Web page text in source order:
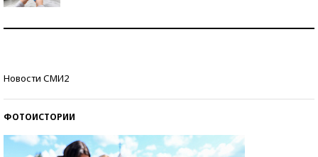
Новости СМИ2
ФОТОИСТОРИИ